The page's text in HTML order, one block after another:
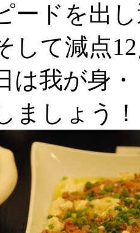
ードを出
して減点
は我が身
ましょう！